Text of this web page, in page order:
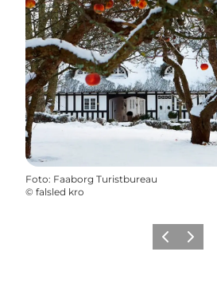
Foto: Faaborg Turistbureau
© falsled kro
ForrigeNæste